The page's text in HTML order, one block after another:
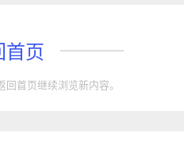
首页
首页继续浏览新内容。